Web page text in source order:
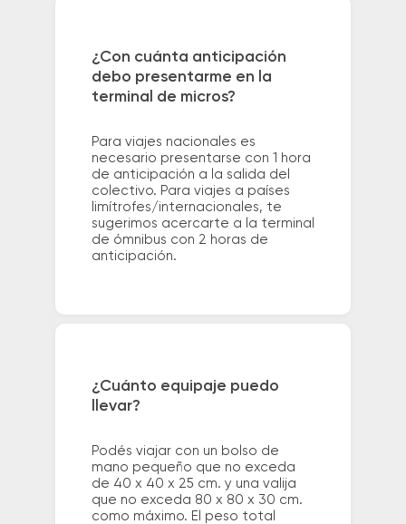
¿Con cuánta anticipación
debo presentarme en la
terminal de micros?
Para viajes nacionales es
necesario presentarse con 1 hora
de anticipación a la salida del
colectivo. Para viajes a países
limítrofes/internacionales, te
sugerimos acercarte a la terminal
de ómnibus con 2 horas de
anticipación.
¿Cuánto equipaje puedo
llevar?
Podés viajar con un bolso de
mano pequeño que no exceda
de 40 x 40 x 25 cm. y una valija
que no exceda 80 x 80 x 30 cm.
como máximo. El peso total